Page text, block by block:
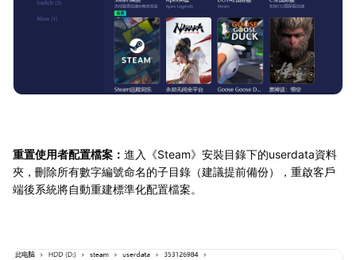
重置使用者配置檔案： 進入《Steam》安裝目錄下的userdata資料
夾，刪除所有數字編號命名的子目錄（建議提前備份），重啟客戶
端後系統將自動重建標準化配置檔案。